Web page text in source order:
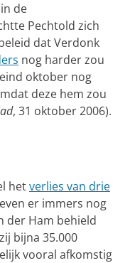
de
Pechtold zich
dat Verdonk
nog harder zou
oktober nog
deze hem zou
, 31 oktober 2006).
hetverlies van drie
er immers nog
der Ham behield
bijna 35.000
vooral afkomstig